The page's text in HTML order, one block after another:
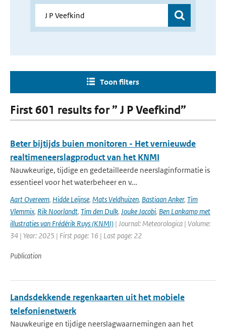
Toon filters
First 601 results for ” J P Veefkind”
Beter bijtijds buien monitoren - Het vernieuwde
realtimeneerslagproduct van het KNMI
Nauwkeurige, tijdige en gedetailleerde neerslaginformatie is
essentieel voor het waterbeheer en v...
Aart Overeem, Hidde Leijnse, Mats Veldhuizen, Bastiaan Anker, Tim
Vlemmix, Rik Noorlandt, Tim den Dulk, Jouke Jacobi, Ben Lankamp met
illustraties van Frédérik Ruys (KNMI) | Journal: Meteorologica | Volume:
34 | Year: 2025 | First page: 16 | Last page: 22
Publication
Landsdekkende regenkaarten uit het mobiele
telefonienetwerk
Nauwkeurige en tijdige neerslagwaarnemingen aan het